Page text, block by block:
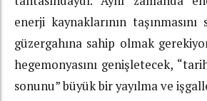
enerji kaynaklarının taşınmasını
güzergahına sahip olmak
hegemonyasını genişletecek,
sonunu” büyük bir yayılma ve